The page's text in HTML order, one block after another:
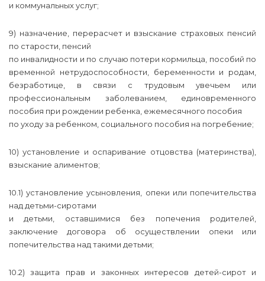
и коммунальных услуг;
9) назначение, перерасчет и взыскание страховых пенсий
по старости, пенсий
по инвалидности и по случаю потери кормильца, пособий по
временной нетрудоспособности, беременности и родам,
безработице, в связи с трудовым увечьем или
профессиональным заболеванием, единовременного
пособия при рождении ребенка, ежемесячного пособия
по уходу за ребенком, социального пособия на погребение;
10) установление и оспаривание отцовства (материнства),
взыскание алиментов;
10.1) установление усыновления, опеки или попечительства
над детьми-сиротами
и детьми, оставшимися без попечения родителей,
заключение договора об осуществлении опеки или
попечительства над такими детьми;
10.2) защита прав и законных интересов детей-сирот и